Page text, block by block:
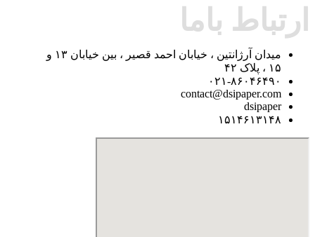
ارتباط باما
میدان آرژانتین ، خیابان احمد قصیر ، بین خیابان ۱۳ و
۱۵ ، پلاک ۴۲
۰۲۱-۸۶۰۴۶۴۹۰
contact@dsipaper.com
dsipaper
۱۵۱۴۶۱۳۱۴۸